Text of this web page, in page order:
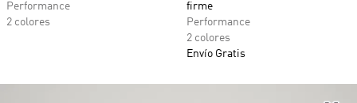
Performance
2 colores
firme
Performance
2 colores
Envío Gratis